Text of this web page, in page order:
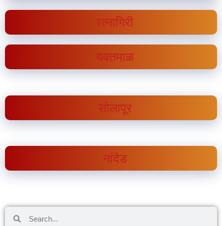
रत्नागिरी
यवतमाळ
सोलापूर
नांदेड